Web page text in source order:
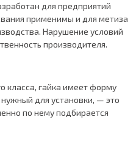
для предприятий
применимы и для метиза
Нарушение условий
производителя.
класса, гайка имеет форму
для установки, — это
по нему подбирается